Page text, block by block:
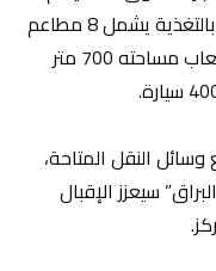
المركز التجاري سالف الذكر فضاء خاصا بالتغذية يشمل 8 مطاعم
و4 مقاهٍ، بالإضافة إلى فضاء خاص للألعاب مساحته 700 متر
النقل المتاحة،
سيعزز الإقبال